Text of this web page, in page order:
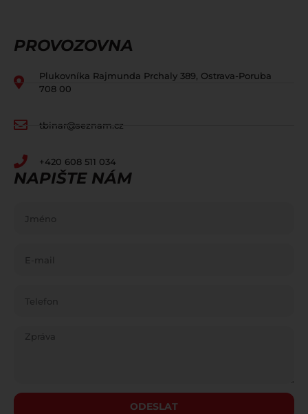
PROVOZOVNA
Plukovníka Rajmunda Prchaly 389, Ostrava-Poruba
708 00
tbinar@seznam.cz
+420 608 511 034
NAPIŠTE NÁM
ODESLAT